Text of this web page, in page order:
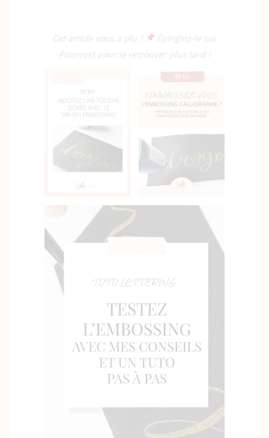
Cet article vous a plu ?
Épinglez-le sur
Pinterest pour le retrouver plus tard !